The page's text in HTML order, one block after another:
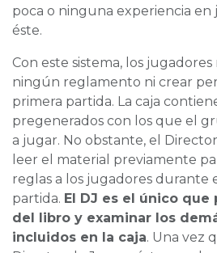
poca o ninguna experiencia en
éste.
Con este sistema, los
ningún reglamento ni crear
primera partida. La caja
pregenerados con los que el
a jugar. No obstante, el
leer el material previamente
reglas a los jugadores durante
partida. El DJ es el único
del libro y examinar los
incluidos en la caja. Una vez